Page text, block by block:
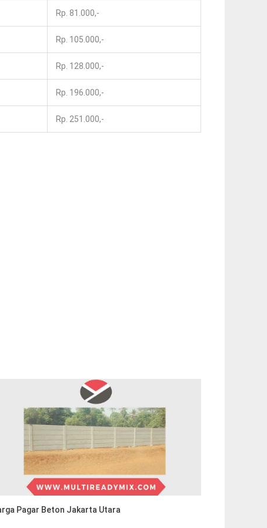
Rp. 81.000,-
Rp. 105.000,-
Rp. 128.000,-
Rp. 196.000,-
Rp. 251.000,-
Pagar Beton Jakarta Utara